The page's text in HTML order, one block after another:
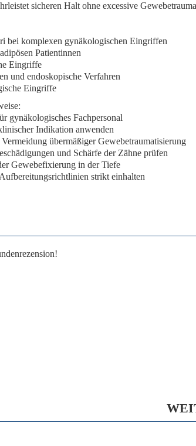
sicheren Halt ohne excessive
bei komplexen gynäkologischen Eingriffen
Patientinnen
Eingriffe
und endoskopische Verfahren
Eingriffe
gynäkologisches Fachpersonal
Indikation anwenden
übermäßiger Gewebetraumatisierung
und Schärfe der Zähne prüfen
Gewebefixierung in der Tiefe
strikt einhalten